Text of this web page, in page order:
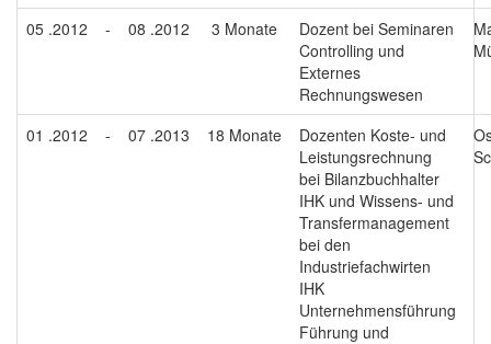
05 .2012 - 08 .2012 3 Monate
Dozent bei Seminaren
Controlling und
Externes
Rechnungswesen
01 .2012 - 07 .2013 18 Monate
Dozenten Koste- und
Leistungsrechnung
bei Bilanzbuchhalter
IHK und Wissens- und
Transfermanagement
bei den
Industriefachwirten
IHK
Unternehmensführung
Führung und